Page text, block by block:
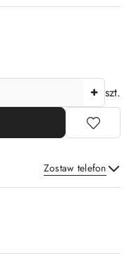
szt.
Zostaw telefon